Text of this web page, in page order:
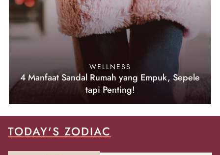
WELLNESS
4 Manfaat Sandal Rumah yang Empuk, Sepele
tapi Penting!
TODAY'S ZODIAC